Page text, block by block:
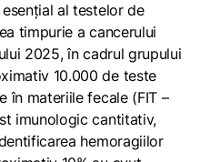
al testelor de
timpurie a cancerului
2025, în cadrul grupului
10.000 de teste
în materiile fecale (FIT –
imunologic cantitativ,
hemoragiilor